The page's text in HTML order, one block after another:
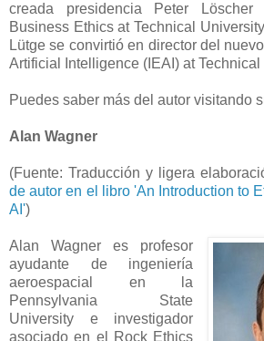
creada presidencia Peter
Business Ethics at Technical
Lütge se convirtió en director del
Artificial Intelligence (IEAI) at
Puedes saber más del autor visitando
Alan Wagner
(Fuente: Traducción y ligera
de autor en el libro 'An Introduction to
AI')
Alan Wagner es profesor
ayudante de ingeniería
aeroespacial en la
Pennsylvania State
University e investigador
asociado en el Rock Ethics